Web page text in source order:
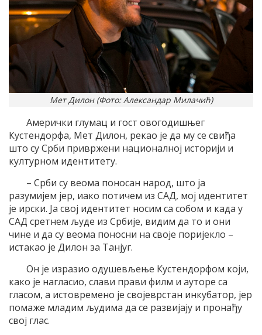
Мет Дилон (Фото: Александар Милачић)
Амерички глумац и гост овогодишњег
Кустендорфа, Мет Дилон, рекао је да му се свиђа
што су Срби привржени националној историји и
културном идентитету.
– Срби су веома поносан народ, што ја
разумијем јер, иако потичем из САД, мој идентитет
је ирски. Ја свој идентитет носим са собом и када у
САД сретнем људе из Србије, видим да то и они
чине и да су веома поносни на своје поријекло –
истакао је Дилон за Танјуг.
Он је изразио одушевљење Кустендорфом који,
како је нагласио, слави прави филм и ауторе са
гласом, а истовремено је својеврстан инкубатор, јер
помаже младим људима да се развијају и пронађу
свој глас.